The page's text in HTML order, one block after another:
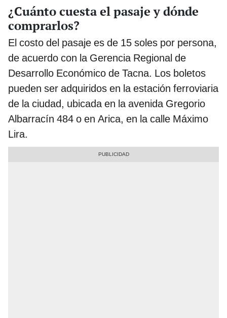
¿Cuánto cuesta el pasaje y dónde
comprarlos?
El costo del pasaje es de 15 soles por persona,
de acuerdo con la Gerencia Regional de
Desarrollo Económico de Tacna. Los boletos
pueden ser adquiridos en la estación ferroviaria
de la ciudad, ubicada en la avenida Gregorio
Albarracín 484 o en Arica, en la calle Máximo
Lira.